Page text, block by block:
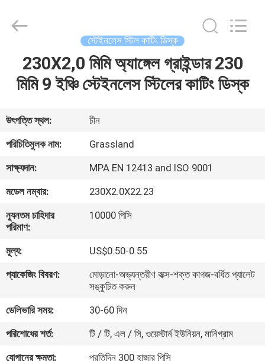
আমাদের
সম্পর্কে
কারখানা
ভ্রমণ
মান
নিয়ন্ত্রণ
যোগাযোগ
করুন
Manufacturing
Reserved.
Developed
স্টেইনলেস স্টিল কাটিং ডিস্ক
230X2,0 মিমি অ্যাঙ্গেল গ্রাইন্ডার 230
মিমি 9 ইঞ্চি স্টেইনলেস স্টিলের কাটিং ডিস্ক
উৎপত্তি স্থল:
চীন
পরিচিতিমুলক নাম:
Grassland
সাক্ষ্যদান:
MPA EN 12413 and ISO 9001
মডেল নম্বার:
230X2.0X22.23
ন্যূনতম চাহিদার
পরিমাণ:
10000 পিসি
মূল্য:
US$0.50-0.55
প্যাকেজিং বিবরণ:
মোড়ানো-অভ্যন্তরীণ বাক্স-শক্ত কাগজ-বর্ধিত প্যালেট
সঙ্কুচিত করুন
ডেলিভারি সময়:
30-60 দিন
পরিশোধের শর্ত:
টি / টি, এল / সি, ওয়েস্টার্ন ইউনিয়ন, মানিগ্রাম
যোগানের ক্ষমতা:
প্রতিদিন 300 হাজার পিসি